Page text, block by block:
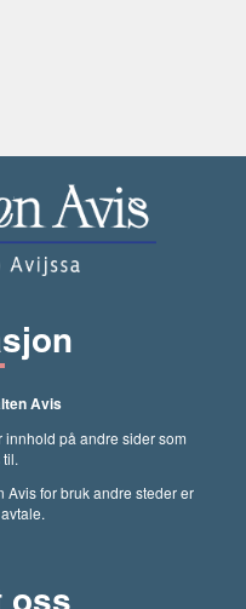
Avis
på andre sider som
for bruk andre steder er
oss